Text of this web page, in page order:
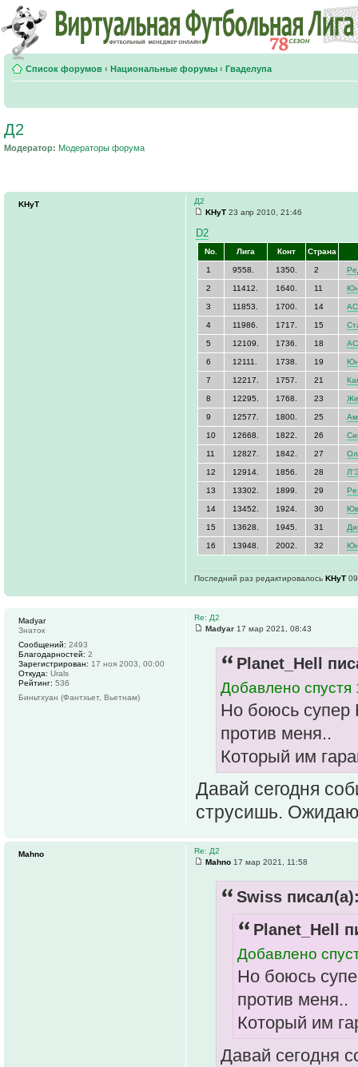
Список форумов ‹ Национальные форумы ‹ Гваделупа
Д2
Модератор: Модераторы форума
Д2
KHyT 23 апр 2010, 21:46
D2
No. Лига Конт Страна
1 9558. 1350. 2
2 11412. 1640. 11
3 11853. 1700. 14 АС
4 11986. 1717. 15
5 12109. 1736. 18 АС
6 12111. 1738. 19
7 12217. 1757. 21
8 12295. 1768. 23
9 12577. 1800. 25
10 12668. 1822. 26
11 12827. 1842. 27
12 12914. 1856. 28
13 13302. 1899. 29
14 13452. 1924. 30
15 13628. 1945. 31
16 13948. 2002. 32
Последний раз редактировалось KHyT
KHyT
Re: Д2
Madyar 17 мар 2021, 08:43
Planet_Hell
Добавлено спустя
Но боюсь супер
против меня..
Который им
Давай сегодня
струсишь. Ожидаю
Madyar
Знаток
Сообщений: 2493
Благодарностей: 2
Зарегистрирован: 17 ноя 2003, 00:00
Откуда: Urals
Рейтинг: 536
Биньтхуан (Фантхьет, Вьетнам)
Re: Д2
Mahno 17 мар 2021, 11:58
Swiss
Planet_Hell
Добавлено
Но боюсь
против меня..
Который им
Давай сегодня
Mahno